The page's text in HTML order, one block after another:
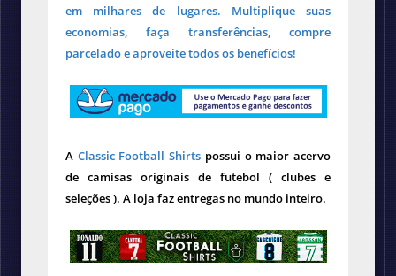
em milhares de lugares. Multiplique suas
economias, faça transferências, compre
parcelado e aproveite todos os benefícios!
A Classic Football Shirts possui o maior acervo
de camisas originais de futebol ( clubes e
seleções ). A loja faz entregas no mundo inteiro.